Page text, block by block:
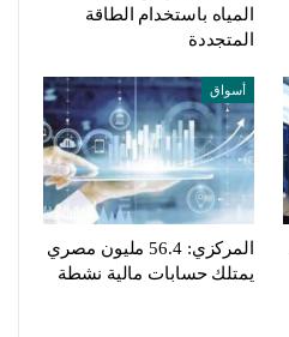
المياه باستخدام الطاقة
المتجددة
أسواق
المركزي: 56.4 مليون مصري
يمتلك حسابات مالية نشطة